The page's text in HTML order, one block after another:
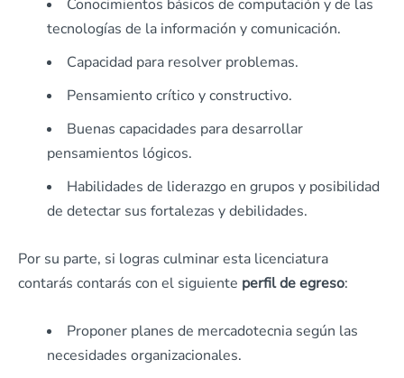
Conocimientos básicos de computación y de las
tecnologías de la información y comunicación.
Capacidad para resolver problemas.
Pensamiento crítico y constructivo.
Buenas capacidades para desarrollar
pensamientos lógicos.
Habilidades de liderazgo en grupos y posibilidad
de detectar sus fortalezas y debilidades.
Por su parte, si logras culminar esta licenciatura
contarás contarás con el siguiente perfil de egreso:
Proponer planes de mercadotecnia según las
necesidades organizacionales.